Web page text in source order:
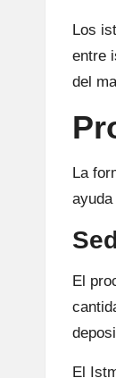
Los
entre
del
La
El
El